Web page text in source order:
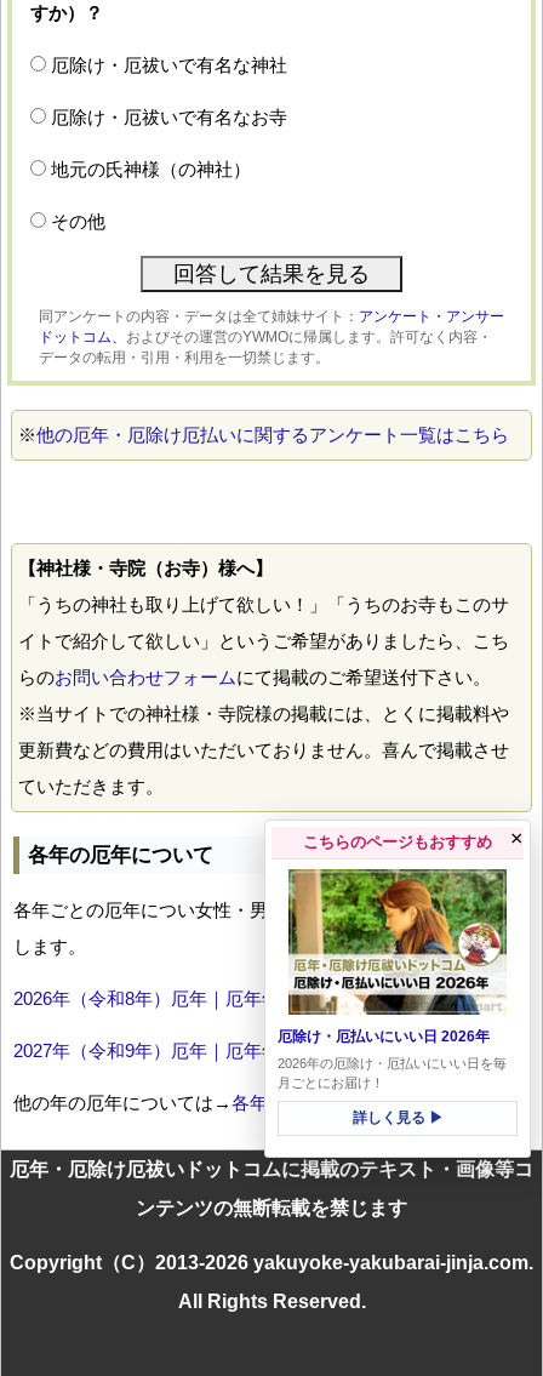
すか）？
厄除け・厄祓いで有名な神社
厄除け・厄祓いで有名なお寺
地元の氏神様（の神社）
その他
同アンケートの内容・データは全て姉妹サイト： アンケート・アンサー
ドットコム、 およびその運営のYWMOに帰属します。許可なく内容・
データの転用・引用・利用を一切禁じます。
※他の厄年・厄除け厄払いに関するアンケート一覧はこちら
【神社様・寺院（お寺）様へ】
「うちの神社も取り上げて欲しい！」「うちのお寺もこのサ
イトで紹介して欲しい」というご希望がありましたら、こち
らのお問い合わせフォームにて掲載のご希望送付下さい。
※当サイトでの神社様・寺院様の掲載には、とくに掲載料や
更新費などの費用はいただいておりません。喜んで掲載させ
ていただきます。
各年の厄年について
各年ごとの厄年につい女性・男性の年齢早見表とともにお伝え
します。
2026年（令和8年）厄年｜厄年年齢早見表
2027年（令和9年）厄年｜厄年年齢早見表
他の年の厄年については→各年厄年一覧
厄年・厄除け厄祓いドットコムに掲載のテキスト・画像等コ
ンテンツの無断転載を禁じます
Copyright（C）2013-2026 yakuyoke-yakubarai-jinja.com.
All Rights Reserved.
こちらのページもおすすめ
厄除け・厄払いにいい日 2026年
2026年の厄除け・厄払いにいい日を毎
月ごとにお届け！
詳しく見る ▶
×